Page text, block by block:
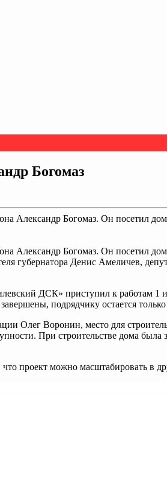
Богомаз
Александр Богомаз. Он посетил
Александр Богомаз. Он посетил
губернатора Денис Амеличев,
ДСК» приступил к работам 1
подрядчику остается
Олег Воронин, место для
При строительстве дома была
проект можно масштабировать в